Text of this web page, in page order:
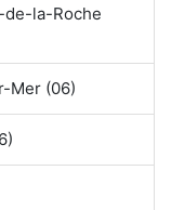
la-Roche
Mer (06)